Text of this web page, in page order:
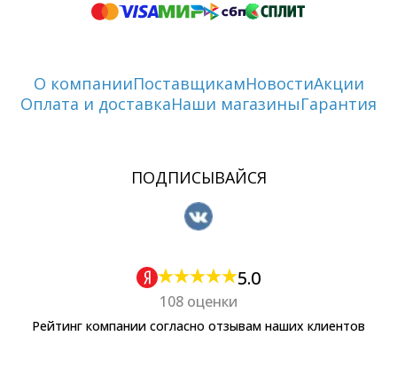
О компанииПоставщикамНовостиАкции
Оплата и доставкаНаши магазиныГарантия
ПОДПИСЫВАЙСЯ
5.0
108 оценки
Рейтинг компании согласно отзывам наших клиентов